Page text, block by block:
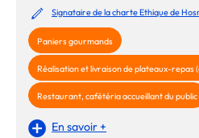
Signataire de la charte Ethique de
Paniers gourmands
Réalisation et livraison de plateaux-repas
Restaurant, cafétéria accueillant du public
En savoir +